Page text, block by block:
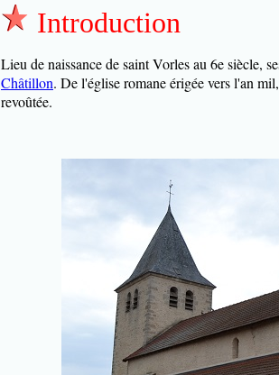
Introduction
Lieu de naissance de saint Vorles au 6e siècle,
Châtillon. De l'église romane érigée vers l'an
revoûtée.